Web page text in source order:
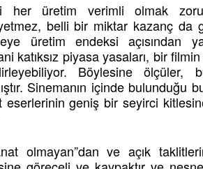
her üretim verimli olmak
yetmez, belli bir miktar kazanç
üretim endeksi açısından
katıksız piyasa yasaları, bir filmin
Böylesine
Sinemanın içinde bulunduğu
eserlerinin geniş bir seyirci
olmayan”dan ve açık